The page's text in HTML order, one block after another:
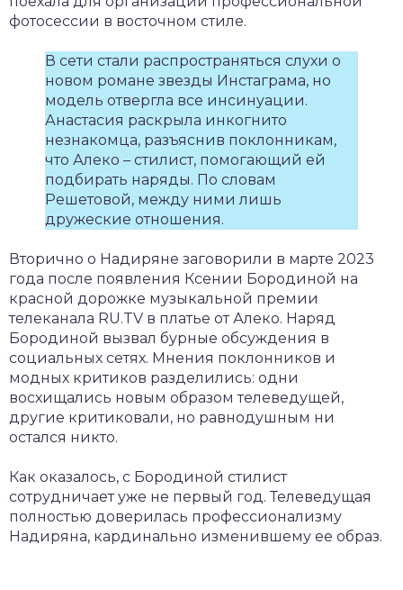
фотосессии в восточном стиле.
В сети стали распространяться слухи о
новом романе звезды Инстаграма, но
модель отвергла все инсинуации.
Анастасия раскрыла инкогнито
незнакомца, разъяснив поклонникам,
что Алеко – стилист, помогающий ей
подбирать наряды. По словам
Решетовой, между ними лишь
дружеские отношения.
Вторично о Надиряне заговорили в марте 2023
года после появления Ксении Бородиной на
красной дорожке музыкальной премии
телеканала RU.TV в платье от Алеко. Наряд
Бородиной вызвал бурные обсуждения в
социальных сетях. Мнения поклонников и
модных критиков разделились: одни
восхищались новым образом телеведущей,
другие критиковали, но равнодушным ни
остался никто.
Как оказалось, с Бородиной стилист
сотрудничает уже не первый год. Телеведущая
полностью доверилась профессионализму
Надиряна, кардинально изменившему ее образ.